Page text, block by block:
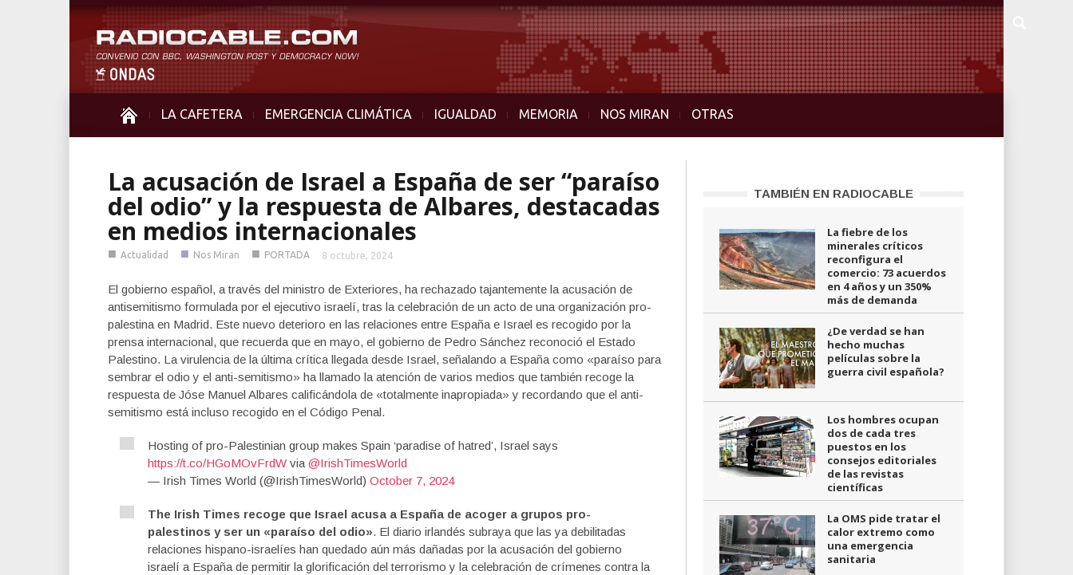
LA CAFETERA EMERGENCIA CLIMÁTICA IGUALDAD MEMORIA NOS MIRAN OTRAS
La acusación de Israel a España de ser “paraíso
del odio” y la respuesta de Albares, destacadas
en medios internacionales
■ Actualidad ■ Nos Miran ■ PORTADA 8 octubre, 2024
El gobierno español, a través del ministro de Exteriores, ha rechazado tajantemente la acusación de
antisemitismo formulada por el ejecutivo israelí, tras la celebración de un acto de una organización pro-
palestina en Madrid. Este nuevo deterioro en las relaciones entre España e Israel es recogido por la
prensa internacional, que recuerda que en mayo, el gobierno de Pedro Sánchez reconoció el Estado
Palestino. La virulencia de la última crítica llegada desde Israel, señalando a España como «paraíso para
sembrar el odio y el anti-semitismo» ha llamado la atención de varios medios que también recoge la
respuesta de Jóse Manuel Albares calificándola de «totalmente inapropiada» y recordando que el anti-
semitismo está incluso recogido en el Código Penal.
Hosting of pro-Palestinian group makes Spain ‘paradise of hatred’, Israel says
https://t.co/HGoMOvFrdW via @IrishTimesWorld
— Irish Times World (@IrishTimesWorld) October 7, 2024
The Irish Times recoge que Israel acusa a España de acoger a grupos pro-
palestinos y ser un «paraíso del odio». El diario irlandés subraya que las ya debilitadas
relaciones hispano-israelíes han quedado aún más dañadas por la acusación del gobierno
israelí a España de permitir la glorificación del terrorismo y la celebración de crímenes contra la
TAMBIÉN EN RADIOCABLE
La fiebre de los
minerales críticos
reconfigura el
comercio: 73 acuerdos
en 4 años y un 350%
más de demanda
¿De verdad se han
hecho muchas
películas sobre la
guerra civil española?
Los hombres ocupan
dos de cada tres
puestos en los
consejos editoriales
de las revistas
científicas
La OMS pide tratar el
calor extremo como
una emergencia
sanitaria